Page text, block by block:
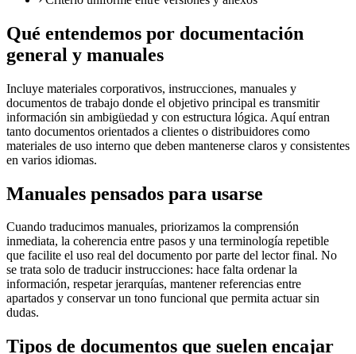
Qué entendemos por documentación
general y manuales
Incluye materiales corporativos, instrucciones, manuales y
documentos de trabajo donde el objetivo principal es transmitir
información sin ambigüedad y con estructura lógica. Aquí entran
tanto documentos orientados a clientes o distribuidores como
materiales de uso interno que deben mantenerse claros y consistentes
en varios idiomas.
Manuales pensados para usarse
Cuando traducimos manuales, priorizamos la comprensión
inmediata, la coherencia entre pasos y una terminología repetible
que facilite el uso real del documento por parte del lector final. No
se trata solo de traducir instrucciones: hace falta ordenar la
información, respetar jerarquías, mantener referencias entre
apartados y conservar un tono funcional que permita actuar sin
dudas.
Tipos de documentos que suelen encajar